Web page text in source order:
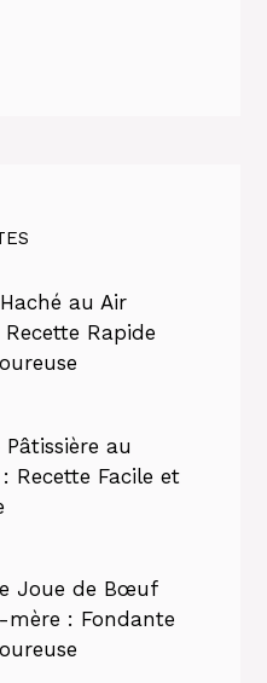
au Air
Recette Rapide
Pâtissière au
Recette Facile et
Joue de Bœuf
mère : Fondante